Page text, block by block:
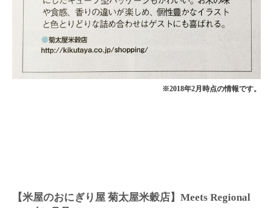
※2018年2月時点の情報です。
【米屋のおにぎり屋 菊太屋米穀店】Meets Regional